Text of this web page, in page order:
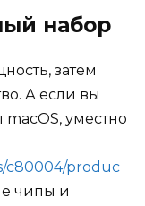
набор
затем
А если вы
уместно
c80004/produc
чипы и